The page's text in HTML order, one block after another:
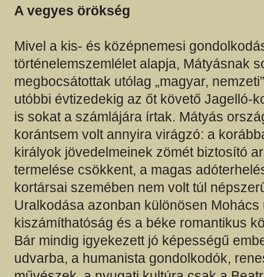
A vegyes örökség
Mivel a kis- és középnemesi
történelemszemlélet alapja, Mátyásnak
megbocsátottak utólag „magyar,
utóbbi évtizedekig az őt követő Jagelló-
is sokat a számlájára írtak. Mátyás
korántsem volt annyira virágzó: a
királyok jövedelmeinek zömét biztosító
termelése csökkent, a magas
kortársai szemében nem volt túl
Uralkodása azonban különösen Mohács
kiszámíthatóság és a béke romantikus
Bár mindig igyekezett jó képességű
udvarba, a humanista gondolkodók,